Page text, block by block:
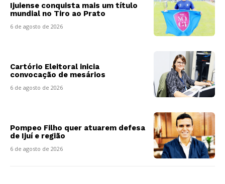
Ijuiense conquista mais um título
mundial no Tiro ao Prato
6 de agosto de 2026
Cartório Eleitoral inicia
convocação de mesários
6 de agosto de 2026
Pompeo Filho quer atuarem defesa
de Ijuí e região
6 de agosto de 2026